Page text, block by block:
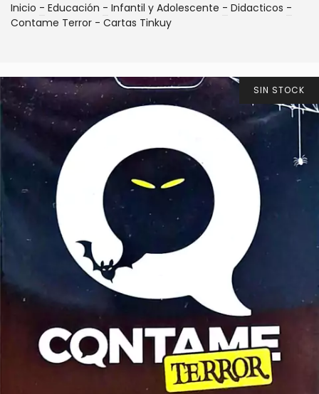
Inicio - Educación - Infantil y Adolescente - Didacticos -
Contame Terror - Cartas Tinkuy
SIN STOCK